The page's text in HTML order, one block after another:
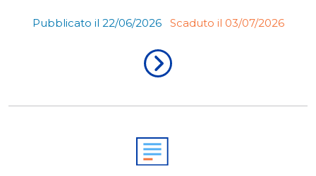
Pubblicato il 22/06/2026 Scaduto il 03/07/2026